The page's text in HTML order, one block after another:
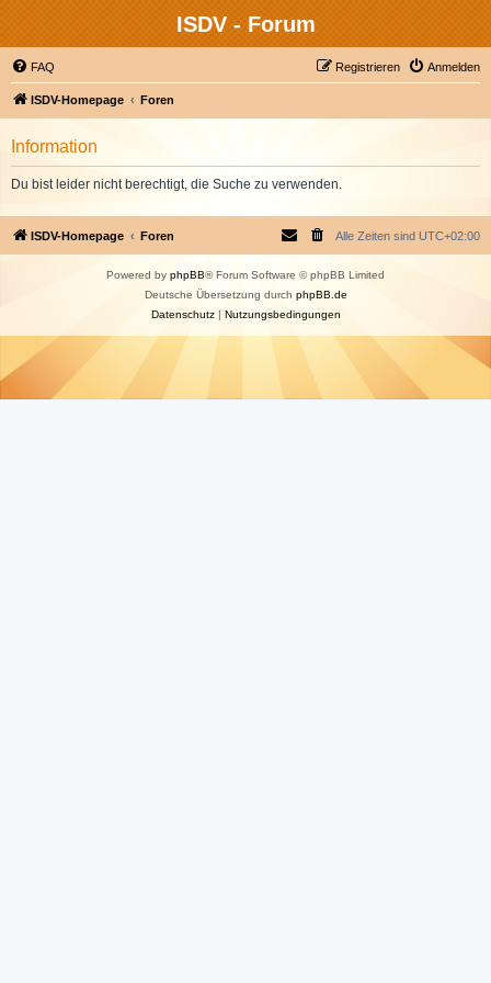
ISDV - Forum
FAQ Anmelden
Registrieren
ISDV-Homepage Foren
Information
Du bist leider nicht berechtigt, die Suche zu verwenden.
ISDV-Homepage Foren Alle Zeiten sind UTC+02:00
Powered by phpBB® Forum Software © phpBB Limited
Deutsche Übersetzung durch phpBB.de
Datenschutz| Nutzungsbedingungen